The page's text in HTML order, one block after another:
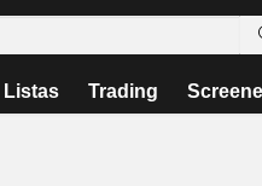
Listas Trading